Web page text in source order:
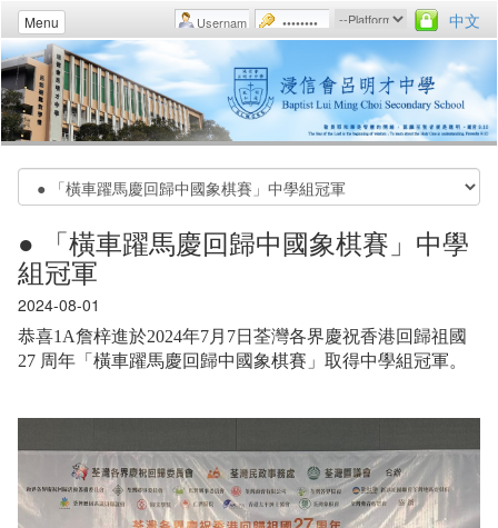
Menu 中文
● 「橫車躍馬慶回歸中國象棋賽」中學
組冠軍
2024-08-01
恭喜1A詹梓進於2024年7月7日荃灣各界慶祝香港回歸祖國
27 周年「橫車躍馬慶回歸中國象棋賽」取得中學組冠軍。